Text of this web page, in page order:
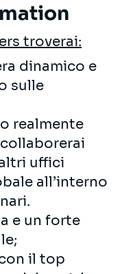
troverai:
dinamico e
sulle
realmente
uffici
all’interno
e un forte
il top